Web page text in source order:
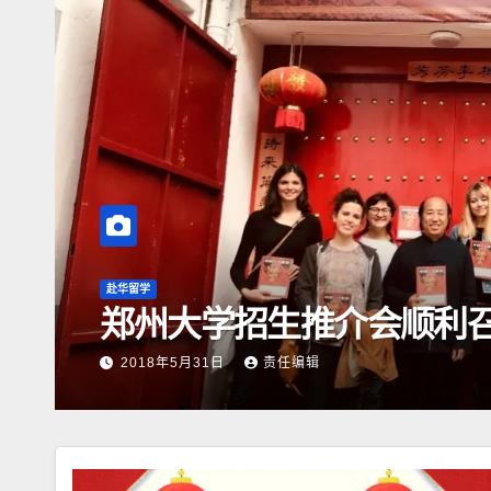
赴华留学
郑州大学招生推介会顺利
2018年5月31日 责任编辑